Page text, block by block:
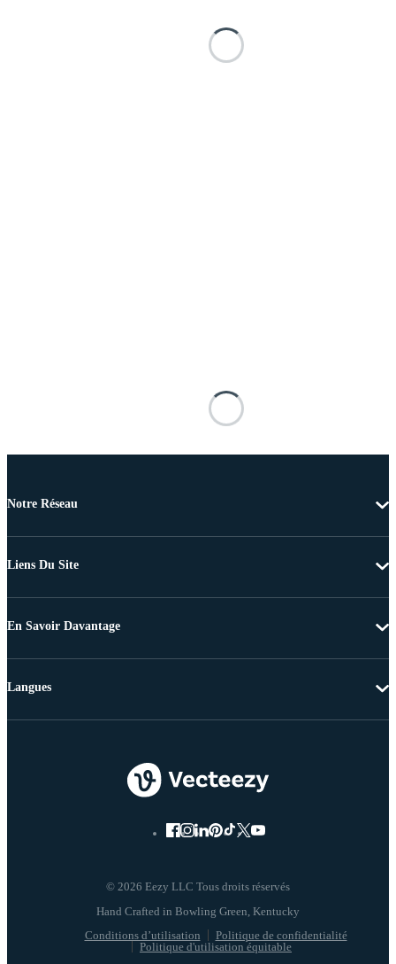
Notre Réseau
Liens Du Site
En Savoir Davantage
© 2026 Eezy LLC Tous droits réservés
Conditions d’utilisation
Politique de confidentialité
Politique d'utilisation équitable
Langues